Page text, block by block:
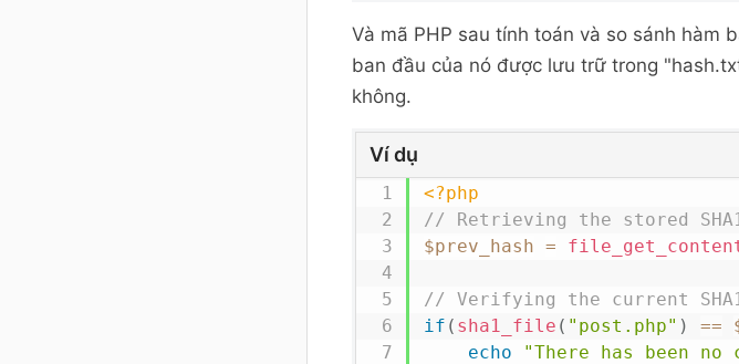
Và mã PHP sau tính toán và so sánh hàm
ban đầu của nó được lưu trữ trong
không.
Ví dụ
<?php
// Retrieving the stored
$prev_hash =
// Verifying the current
if ( sha1_file ( "post.php" ) ==
echo
"There has been